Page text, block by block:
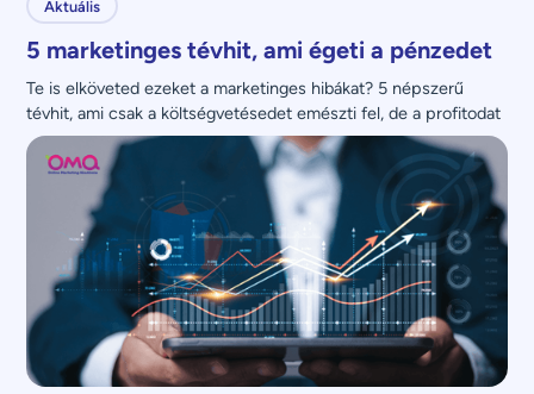
Aktuális
5 marketinges tévhit, ami égeti a pénzedet
Te is elköveted ezeket a marketinges hibákat? 5 népszerű
tévhit, ami csak a költségvetésedet emészti fel, de a profitodat
nem növeli.